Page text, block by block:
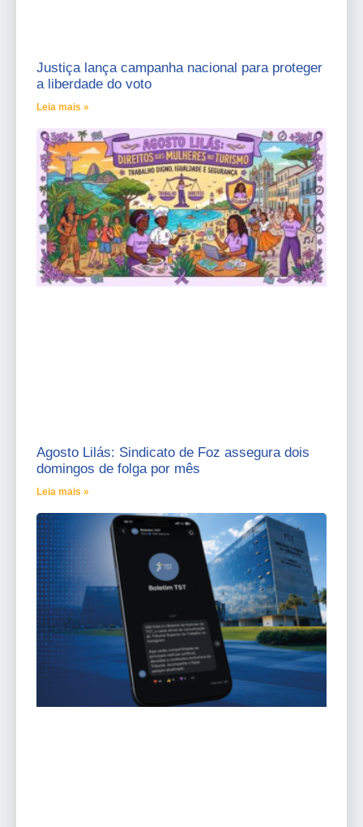
Justiça lança campanha nacional para proteger
a liberdade do voto
Leia mais »
Agosto Lilás: Sindicato de Foz assegura dois
domingos de folga por mês
Leia mais »